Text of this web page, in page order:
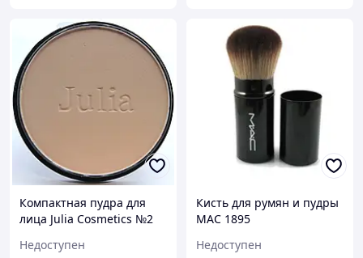
Компактная пудра для
лица Julia Cosmetics №2
Недоступен
Кисть для румян и пудры
MAC 1895
Недоступен